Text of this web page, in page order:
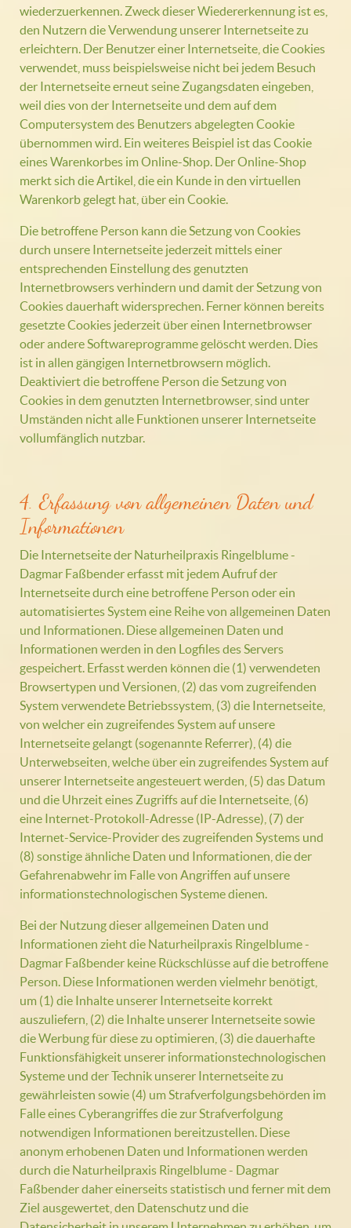
wiederzuerkennen. Zweck dieser Wiedererkennung ist es,
den Nutzern die Verwendung unserer Internetseite zu
erleichtern. Der Benutzer einer Internetseite, die Cookies
verwendet, muss beispielsweise nicht bei jedem Besuch
der Internetseite erneut seine Zugangsdaten eingeben,
weil dies von der Internetseite und dem auf dem
Computersystem des Benutzers abgelegten Cookie
übernommen wird. Ein weiteres Beispiel ist das Cookie
eines Warenkorbes im Online-Shop. Der Online-Shop
merkt sich die Artikel, die ein Kunde in den virtuellen
Warenkorb gelegt hat, über ein Cookie.
Die betroffene Person kann die Setzung von Cookies
durch unsere Internetseite jederzeit mittels einer
entsprechenden Einstellung des genutzten
Internetbrowsers verhindern und damit der Setzung von
Cookies dauerhaft widersprechen. Ferner können bereits
gesetzte Cookies jederzeit über einen Internetbrowser
oder andere Softwareprogramme gelöscht werden. Dies
ist in allen gängigen Internetbrowsern möglich.
Deaktiviert die betroffene Person die Setzung von
Cookies in dem genutzten Internetbrowser, sind unter
Umständen nicht alle Funktionen unserer Internetseite
vollumfänglich nutzbar.
4. Erfassung von allgemeinen Daten und
Informationen
Die Internetseite der Naturheilpraxis Ringelblume -
Dagmar Faßbender erfasst mit jedem Aufruf der
Internetseite durch eine betroffene Person oder ein
automatisiertes System eine Reihe von allgemeinen Daten
und Informationen. Diese allgemeinen Daten und
Informationen werden in den Logfiles des Servers
gespeichert. Erfasst werden können die (1) verwendeten
Browsertypen und Versionen, (2) das vom zugreifenden
System verwendete Betriebssystem, (3) die Internetseite,
von welcher ein zugreifendes System auf unsere
Internetseite gelangt (sogenannte Referrer), (4) die
Unterwebseiten, welche über ein zugreifendes System auf
unserer Internetseite angesteuert werden, (5) das Datum
und die Uhrzeit eines Zugriffs auf die Internetseite, (6)
eine Internet-Protokoll-Adresse (IP-Adresse), (7) der
Internet-Service-Provider des zugreifenden Systems und
(8) sonstige ähnliche Daten und Informationen, die der
Gefahrenabwehr im Falle von Angriffen auf unsere
informationstechnologischen Systeme dienen.
Bei der Nutzung dieser allgemeinen Daten und
Informationen zieht die Naturheilpraxis Ringelblume -
Dagmar Faßbender keine Rückschlüsse auf die betroffene
Person. Diese Informationen werden vielmehr benötigt,
um (1) die Inhalte unserer Internetseite korrekt
auszuliefern, (2) die Inhalte unserer Internetseite sowie
die Werbung für diese zu optimieren, (3) die dauerhafte
Funktionsfähigkeit unserer informationstechnologischen
Systeme und der Technik unserer Internetseite zu
gewährleisten sowie (4) um Strafverfolgungsbehörden im
Falle eines Cyberangriffes die zur Strafverfolgung
notwendigen Informationen bereitzustellen. Diese
anonym erhobenen Daten und Informationen werden
durch die Naturheilpraxis Ringelblume - Dagmar
Faßbender daher einerseits statistisch und ferner mit dem
Ziel ausgewertet, den Datenschutz und die